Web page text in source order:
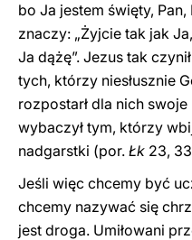
bo Ja jestem święty, Pan,
znaczy: „Żyjcie tak jak
Ja dążę”. Jezus tak
tych, którzy niesłusznie
rozpostarł dla nich
wybaczył tym, którzy
nadgarstki (por. Łk 23,
Jeśli więc chcemy być
chcemy nazywać się
jest droga. Umiłowani